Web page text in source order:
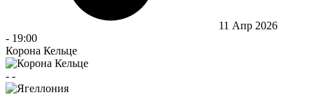
11 Апр 2026
- 19:00
Корона Кельце
- -